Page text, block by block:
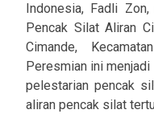
Indonesia, Fadli
Pencak Silat Aliran
Cimande,
Peresmian ini
pelestarian pencak
aliran pencak silat